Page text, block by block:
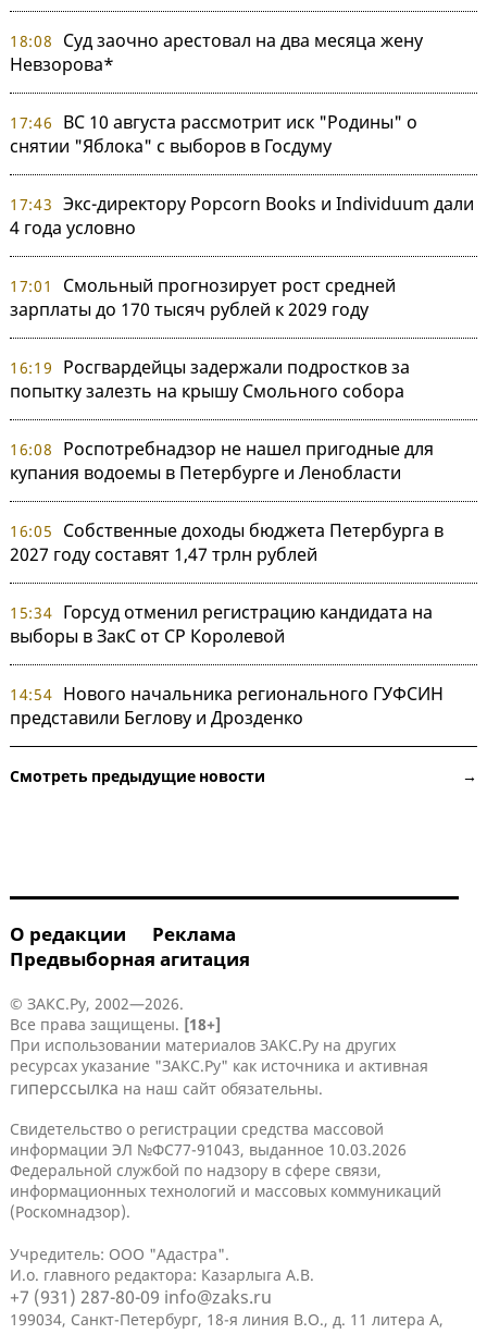
18:08
Суд заочно арестовал на два месяца жену
Невзорова*
17:46
ВС 10 августа рассмотрит иск "Родины" о
снятии "Яблока" с выборов в Госдуму
17:43 Экс-директору Popcorn Books и Individuum дали
4 года условно
17:01
Смольный прогнозирует рост средней
зарплаты до 170 тысяч рублей к 2029 году
16:19
Росгвардейцы задержали подростков за
попытку залезть на крышу Смольного собора
16:08
Роспотребнадзор не нашел пригодные для
купания водоемы в Петербурге и Ленобласти
16:05
Собственные доходы бюджета Петербурга в
2027 году составят 1,47 трлн рублей
15:34 Горсуд отменил регистрацию кандидата на
выборы в ЗакС от СР Королевой
14:54 Нового начальника регионального ГУФСИН
представили Беглову и Дрозденко
Смотреть предыдущие новости →
О редакции
Реклама
Предвыборная агитация
© ЗАКС.Ру, 2002—2026.
Все права защищены. [18+]
При использовании материалов ЗАКС.Ру на других
ресурсах указание "ЗАКС.Ру" как источника и активная
гиперссылка на наш сайт обязательны.
Свидетельство о регистрации средства массовой
информации ЭЛ №ФС77-91043, выданное 10.03.2026
Федеральной службой по надзору в сфере связи,
информационных технологий и массовых коммуникаций
(Роскомнадзор).
Учредитель: ООО "Адастра".
И.о. главного редактора: Казарлыга А.В.
+7 (931) 287-80-09 info@zaks.ru
199034, Санкт-Петербург, 18-я линия В.О., д. 11 литера А,